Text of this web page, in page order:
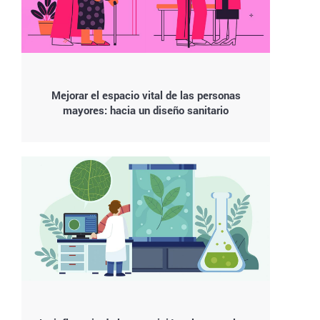
Mejorar el espacio vital de las personas
mayores: hacia un diseño sanitario